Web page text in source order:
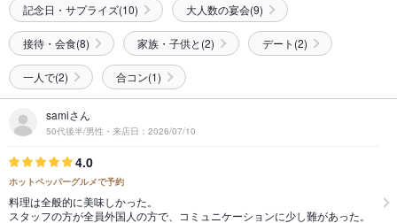
記念日・サプライズ(10) 大人数の宴会(9)
接待・会食(8) 家族・子供と(2) デート(2)
一人で(2) 合コン(1)
samiさん
50代後半/男性・来店日：2026/07/10
4.0
ホットペッパーグルメで予約
料理は全般的に美味しかった。
スタッフの方が全員外国人の方で、コミュニケーションに少し難があった。